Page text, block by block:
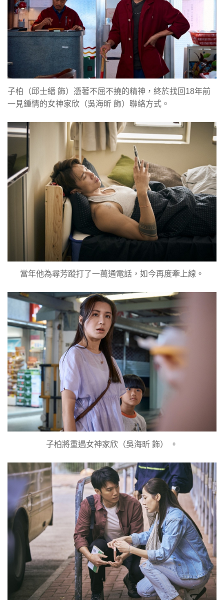
子柏（邱士縉 飾）憑著不屈不撓的精神，終於找回18年前
一見鍾情的女神家欣（吳海昕 飾）聯絡方式。
當年他為尋芳蹤打了一萬通電話，如今再度牽上線。
子柏將重遇女神家欣（吳海昕 飾） 。